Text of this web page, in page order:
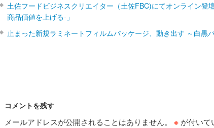
土佐フードビジネスクリエイター（土佐FBC)にてオンライン登
商品価値を上げる‐」
止まった新規ラミネートフィルムパッケージ、動き出す ～白黒
コメントを残す
メールアドレスが公開されることはありません。 ※ が付いて